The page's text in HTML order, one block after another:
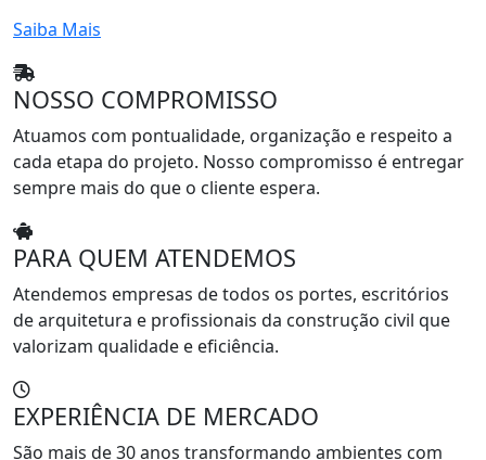
Saiba Mais
NOSSO COMPROMISSO
Atuamos com pontualidade, organização e respeito a
cada etapa do projeto. Nosso compromisso é entregar
sempre mais do que o cliente espera.
PARA QUEM ATENDEMOS
Atendemos empresas de todos os portes, escritórios
de arquitetura e profissionais da construção civil que
valorizam qualidade e eficiência.
EXPERIÊNCIA DE MERCADO
São mais de 30 anos transformando ambientes com